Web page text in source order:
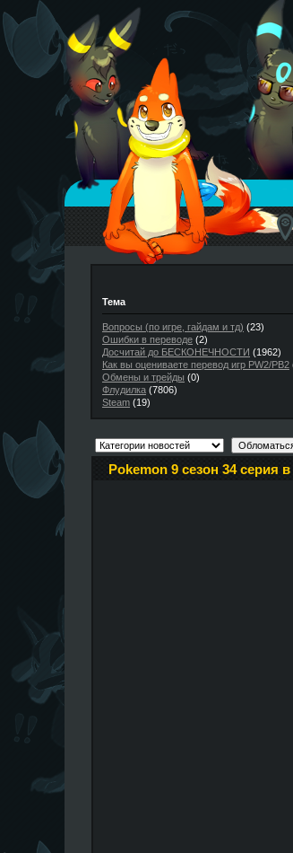
Тема
Вопросы (по игре, гайдам и тд) (23)
Ошибки в переводе (2)
Досчитай до БЕСКОНЕЧНОСТИ (1962)
Как вы оцениваете перевод игр PW2/PB2
Обмены и трейды (0)
Флудилка (7806)
Steam (19)
Pokemon 9 сезон 34 серия